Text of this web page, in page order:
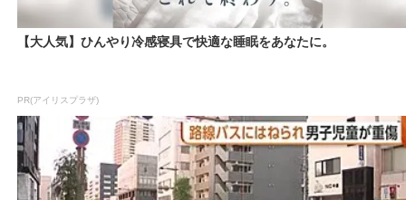
【大人気】ひんやり冷感寝具で快適な睡眠をあなたに。
PR(アイリスプラザ)